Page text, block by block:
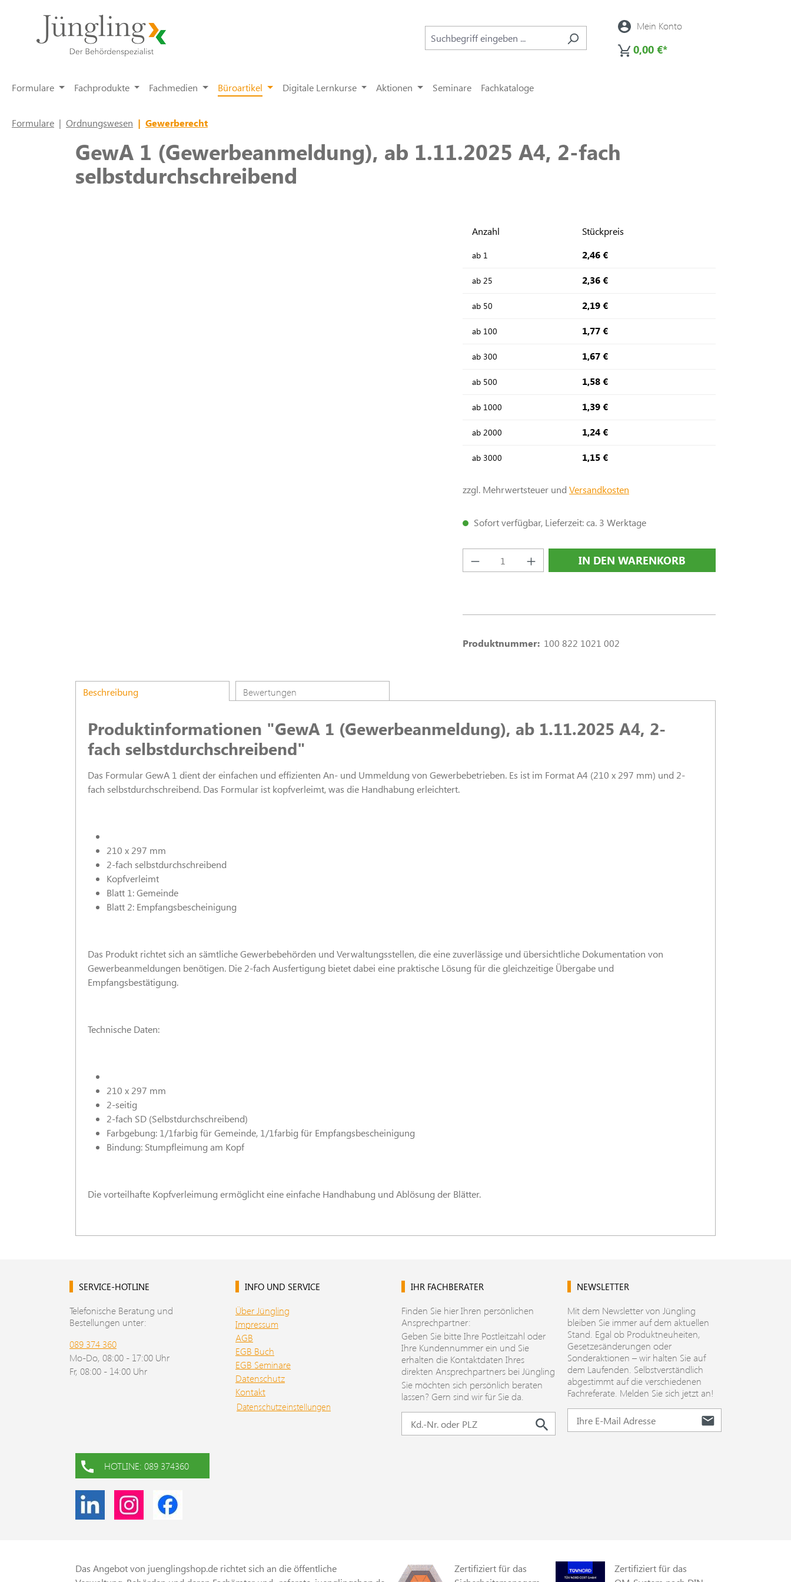
Zur Hauptnavigation springen
Mein Konto
0,00 €*
Formulare Fachprodukte Fachmedien Büroartikel Digitale Lernkurse Aktionen Seminare Fachkataloge
Formulare | Ordnungswesen | Gewerberecht
GewA 1 (Gewerbeanmeldung), ab 1.11.2025 A4, 2-fach
selbstdurchschreibend
Anzahl Stückpreis
ab 1 2,46 €
ab 25 2,36 €
ab 50 2,19 €
ab 100 1,77 €
ab 300 1,67 €
ab 500 1,58 €
ab 1000 1,39 €
ab 2000 1,24 €
ab 3000 1,15 €
zzgl. Mehrwertsteuer und Versandkosten
Sofort verfügbar, Lieferzeit: ca. 3 Werktage
Produkt Anzahl: Gib den gewünschten Wert ein
IN DEN WARENKORB
Produktnummer: 100 822 1021 002
Beschreibung Bewertungen
Produktinformationen "GewA 1 (Gewerbeanmeldung), ab 1.11.2025 A4, 2-
fach selbstdurchschreibend"
Das Formular GewA 1 dient der einfachen und effizienten An- und Ummeldung von Gewerbebetrieben. Es ist im Format A4 (210 x 297 mm) und 2-
fach selbstdurchschreibend. Das Formular ist kopfverleimt, was die Handhabung erleichtert.
210 x 297 mm
2-fach selbstdurchschreibend
Kopfverleimt
Blatt 1: Gemeinde
Blatt 2: Empfangsbescheinigung
Das Produkt richtet sich an sämtliche Gewerbebehörden und Verwaltungsstellen, die eine zuverlässige und übersichtliche Dokumentation von
Gewerbeanmeldungen benötigen. Die 2-fach Ausfertigung bietet dabei eine praktische Lösung für die gleichzeitige Übergabe und
Empfangsbestätigung.
Technische Daten:
210 x 297 mm
2-seitig
2-fach SD (Selbstdurchschreibend)
Farbgebung: 1/1farbig für Gemeinde, 1/1farbig für Empfangsbescheinigung
Bindung: Stumpfleimung am Kopf
Die vorteilhafte Kopfverleimung ermöglicht eine einfache Handhabung und Ablösung der Blätter.
SERVICE-HOTLINE
Telefonische Beratung und
Bestellungen unter:
089 374 360
Mo-Do, 08:00 - 17:00 Uhr
Fr, 08:00 - 14:00 Uhr
INFO UND SERVICE
Über Jüngling
Impressum
AGB
EGB Buch
EGB Seminare
Datenschutz
Kontakt
Datenschutzeinstellungen
IHR FACHBERATER
Finden Sie hier Ihren persönlichen
Ansprechpartner:
Geben Sie bitte Ihre Postleitzahl oder
Ihre Kundennummer ein und Sie
erhalten die Kontaktdaten Ihres
direkten Ansprechpartners bei Jüngling
Sie möchten sich persönlich beraten
lassen? Gern sind wir für Sie da.
NEWSLETTER
Mit dem Newsletter von Jüngling
bleiben Sie immer auf dem aktuellen
Stand. Egal ob Produktneuheiten,
Gesetzesänderungen oder
Sonderaktionen – wir halten Sie auf
dem Laufenden. Selbstverständlich
abgestimmt auf die verschiedenen
Fachreferate. Melden Sie sich jetzt an!
HOTLINE: 089 374360
Das Angebot von juenglingshop.de richtet sich an die öffentliche
Zertifiziert für das
Zertifiziert für das